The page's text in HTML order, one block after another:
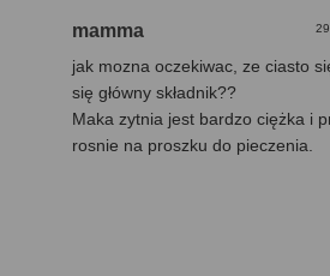
mamma
jak mozna oczekiwac, ze ciasto
się główny składnik??
Maka zytnia jest bardzo ciężka i
rosnie na proszku do pieczenia.